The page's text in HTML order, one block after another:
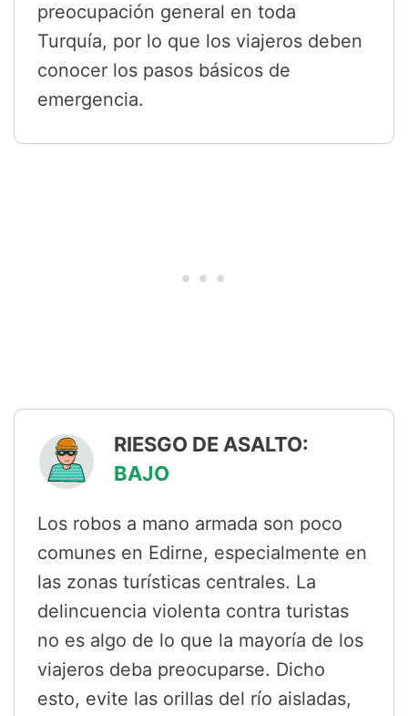
preocupación general en toda
Turquía, por lo que los viajeros deben
conocer los pasos básicos de
emergencia.
RIESGO DE ASALTO:
BAJO
Los robos a mano armada son poco
comunes en Edirne, especialmente en
las zonas turísticas centrales. La
delincuencia violenta contra turistas
no es algo de lo que la mayoría de los
viajeros deba preocuparse. Dicho
esto, evite las orillas del río aisladas,